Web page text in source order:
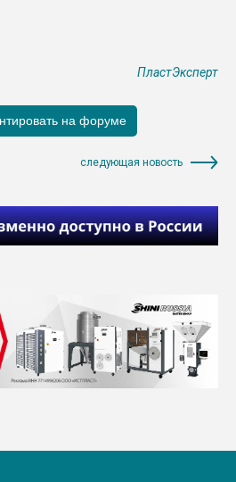
ПластЭксперт
следующая новость